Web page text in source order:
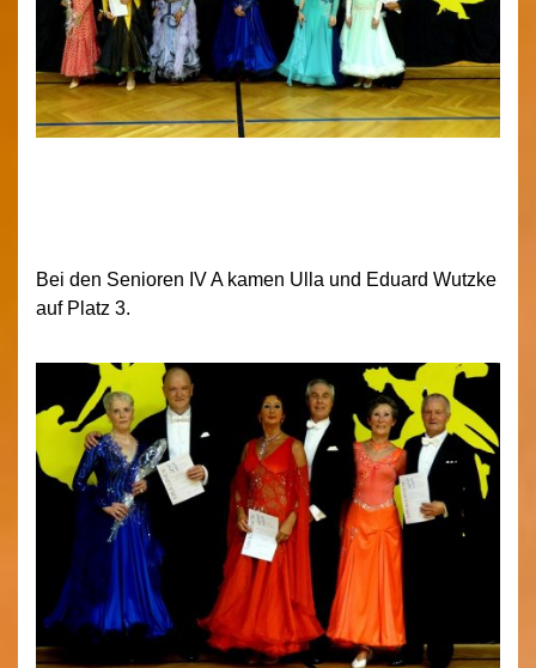
Bei den Senioren IV A kamen Ulla und Eduard Wutzke
auf Platz 3.